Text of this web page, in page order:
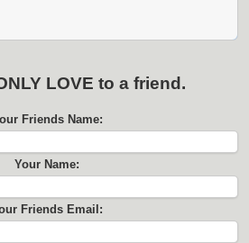
LOVE to a friend.
Friends Name:
Your Name:
Friends Email: